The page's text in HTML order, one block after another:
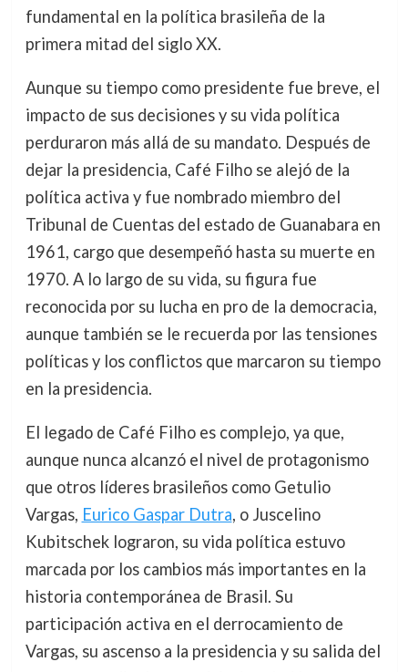
fundamental en la política brasileña de la
primera mitad del siglo XX.
Aunque su tiempo como presidente fue breve, el
impacto de sus decisiones y su vida política
perduraron más allá de su mandato. Después de
dejar la presidencia, Café Filho se alejó de la
política activa y fue nombrado miembro del
Tribunal de Cuentas del estado de Guanabara en
1961, cargo que desempeñó hasta su muerte en
1970. A lo largo de su vida, su figura fue
reconocida por su lucha en pro de la democracia,
aunque también se le recuerda por las tensiones
políticas y los conflictos que marcaron su tiempo
en la presidencia.
El legado de Café Filho es complejo, ya que,
aunque nunca alcanzó el nivel de protagonismo
que otros líderes brasileños como Getulio
Vargas, Eurico Gaspar Dutra, o Juscelino
Kubitschek lograron, su vida política estuvo
marcada por los cambios más importantes en la
historia contemporánea de Brasil. Su
participación activa en el derrocamiento de
Vargas, su ascenso a la presidencia y su salida del